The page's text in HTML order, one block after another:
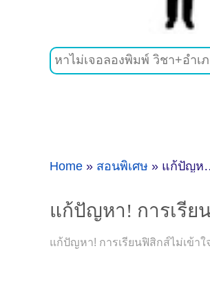
Home » สอนพิเศษ » แก้ปัญหา! การเรียนฟิสิกส์ไม่เข้าใจ มาเรียนแบบตัวต่อตัวในชลบุรี
แก้ปัญหา! การเรีย
แก้ปัญหา! การเรียนฟิสิกส์ไม่เข้า